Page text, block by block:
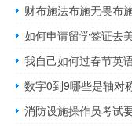
财布施法布施无畏布
如何申请留学签证去
我自己如何过春节英
数字0到9哪些是轴对
消防设施操作员考试